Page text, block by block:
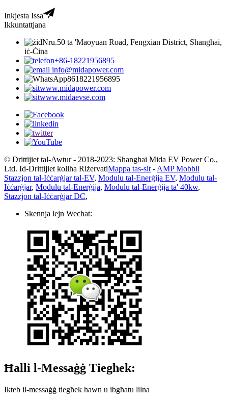
Inkjesta Issa
Ikkuntattjana
Nru.50 ta 'Maoyuan Road, Fengxian District, Shanghai,
iċ-Ċina
+86-18221956895
info@midapower.com
8618221956895
www.midapower.com
www.midaevse.com
© Drittijiet tal-Awtur - 2018-2023: Shanghai Mida EV Power Co.,
Ltd. Id-Drittijiet kollha RiżervatiMappa tas-sit-AMP Mobbli
Stazzjon tal-Iċċarġjar tal-EV, Modulu tal-Enerġija EV, Modulu tal-
Iċċarġjar, Modulu tal-Enerġija, Modulu tal-Enerġija ta' 40kw,
Stazzjon tal-Iċċarġjar DC,
Skennja lejn Wechat:
Ħalli l-Messaġġ Tiegħek:
Ikteb il-messaġġ tiegħek hawn u ibgħatu lilna